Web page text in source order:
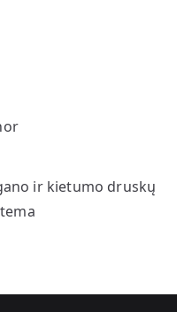
ir kietumo druskų